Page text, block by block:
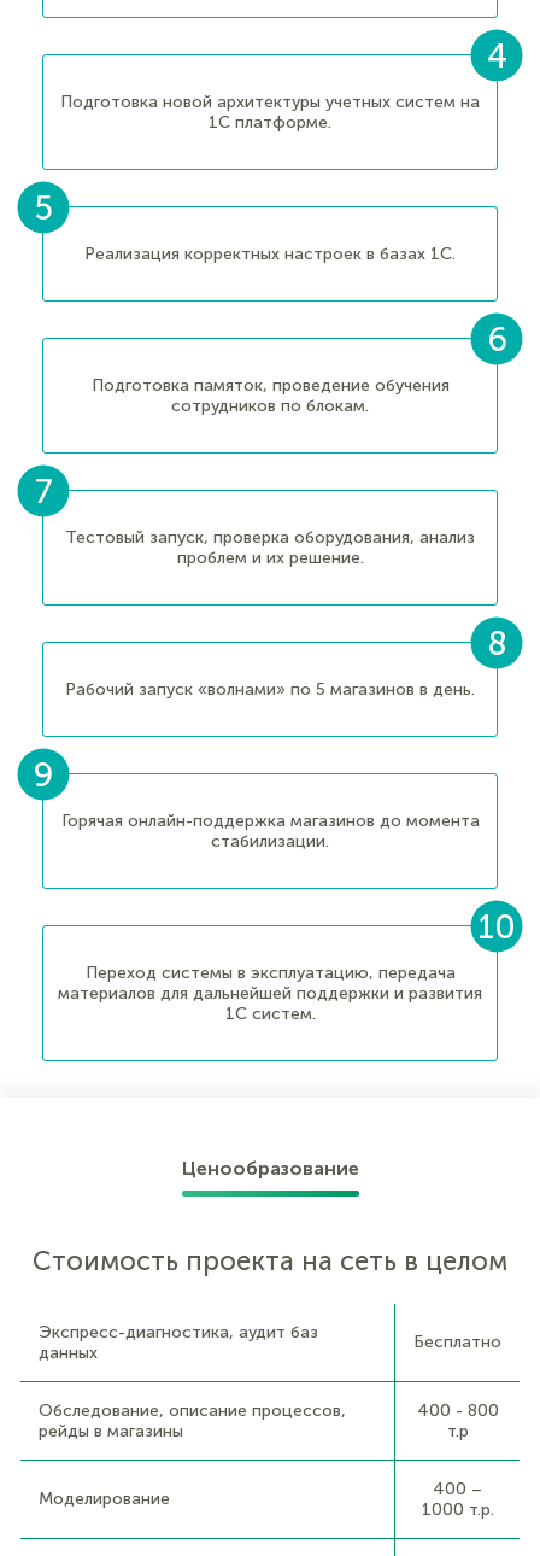
Подготовка новой архитектуры учетных систем на
1С платформе.
Реализация корректных настроек в базах 1С.
Подготовка памяток, проведение обучения
сотрудников по блокам.
Тестовый запуск, проверка оборудования, анализ
проблем и их решение.
Рабочий запуск «волнами» по 5 магазинов в день.
Горячая онлайн-поддержка магазинов до момента
стабилизации.
Переход системы в эксплуатацию, передача
материалов для дальнейшей поддержки и развития
1С систем.
Ценообразование
Стоимость проекта на сеть в целом
Экспресс-диагностика, аудит баз
данных
Бесплатно
Обследование, описание процессов,
рейды в магазины
400 - 800
т.р
Моделирование
400 –
1000 т.р.